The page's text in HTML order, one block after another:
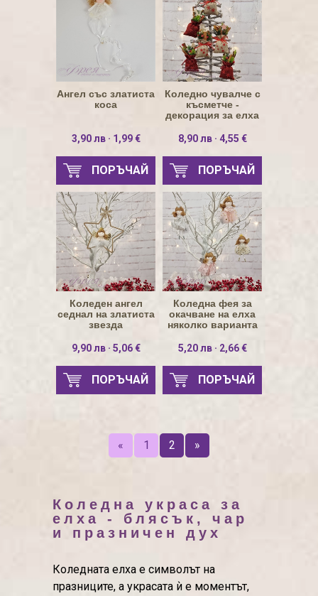
Ангел със златиста
коса
3,90 лв · 1,99 €
ПОРЪЧАЙ
Коледно чувалче с
късметче -
декорация за елха
8,90 лв · 4,55 €
ПОРЪЧАЙ
Коледен ангел
седнал на златиста
звезда
9,90 лв · 5,06 €
ПОРЪЧАЙ
Коледна фея за
окачване на елха
няколко варианта
5,20 лв · 2,66 €
ПОРЪЧАЙ
« 1 2 »
Коледна украса за
елха - блясък, чар
и празничен дух
Коледната елха е символът на
празниците, а украсата ѝ е моментът,